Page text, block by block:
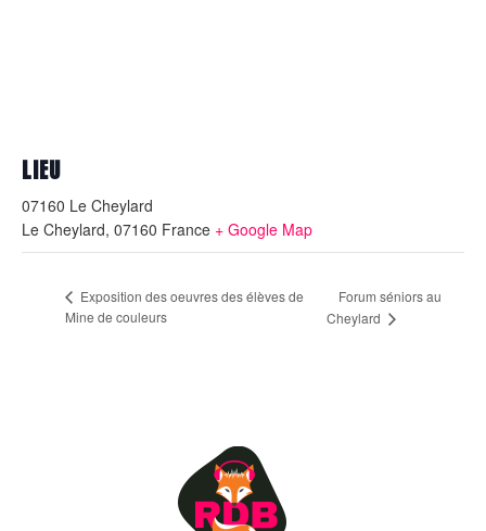
LIEU
07160 Le Cheylard
Le Cheylard, 07160 France + Google Map
Exposition des oeuvres des élèves de
Mine de couleurs
Forum séniors au
Cheylard